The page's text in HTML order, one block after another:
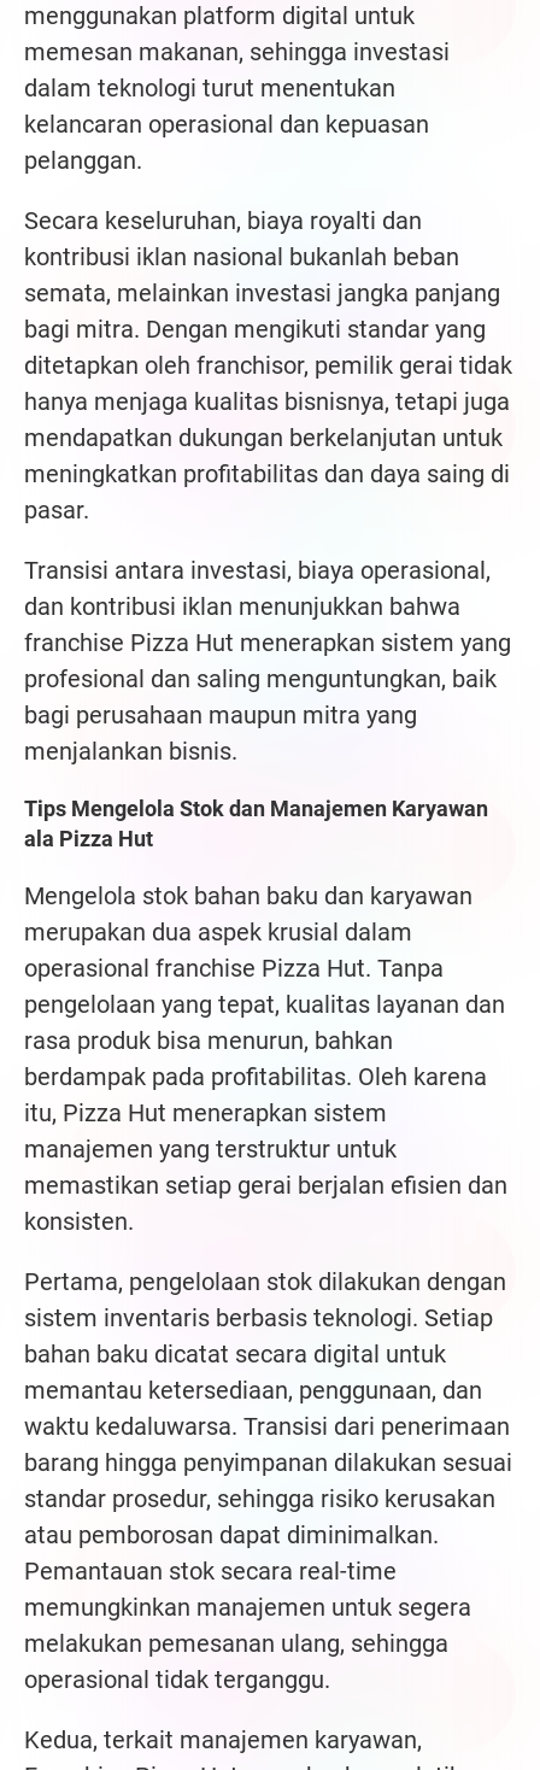
menggunakan platform digital untuk
memesan makanan, sehingga investasi
dalam teknologi turut menentukan
kelancaran operasional dan kepuasan
pelanggan.
Secara keseluruhan, biaya royalti dan
kontribusi iklan nasional bukanlah beban
semata, melainkan investasi jangka panjang
bagi mitra. Dengan mengikuti standar yang
ditetapkan oleh franchisor, pemilik gerai tidak
hanya menjaga kualitas bisnisnya, tetapi juga
mendapatkan dukungan berkelanjutan untuk
meningkatkan profitabilitas dan daya saing di
pasar.
Transisi antara investasi, biaya operasional,
dan kontribusi iklan menunjukkan bahwa
franchise Pizza Hut menerapkan sistem yang
profesional dan saling menguntungkan, baik
bagi perusahaan maupun mitra yang
menjalankan bisnis.
Tips Mengelola Stok dan Manajemen Karyawan
ala Pizza Hut
Mengelola stok bahan baku dan karyawan
merupakan dua aspek krusial dalam
operasional franchise Pizza Hut. Tanpa
pengelolaan yang tepat, kualitas layanan dan
rasa produk bisa menurun, bahkan
berdampak pada profitabilitas. Oleh karena
itu, Pizza Hut menerapkan sistem
manajemen yang terstruktur untuk
memastikan setiap gerai berjalan efisien dan
konsisten.
Pertama, pengelolaan stok dilakukan dengan
sistem inventaris berbasis teknologi. Setiap
bahan baku dicatat secara digital untuk
memantau ketersediaan, penggunaan, dan
waktu kedaluwarsa. Transisi dari penerimaan
barang hingga penyimpanan dilakukan sesuai
standar prosedur, sehingga risiko kerusakan
atau pemborosan dapat diminimalkan.
Pemantauan stok secara real-time
memungkinkan manajemen untuk segera
melakukan pemesanan ulang, sehingga
operasional tidak terganggu.
Kedua, terkait manajemen karyawan,